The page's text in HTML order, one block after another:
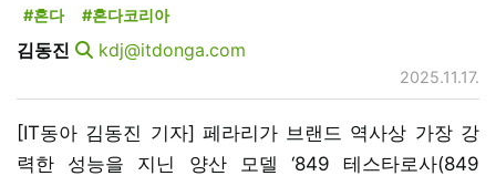
#혼다
#혼다코리아
김동진 kdj@itdonga.com
2025.11.17.
[IT동아 김동진 기자] 페라리가 브랜드 역사상 가장 강
력한 성능을 지닌 양산 모델 ‘849 테스타로사(849